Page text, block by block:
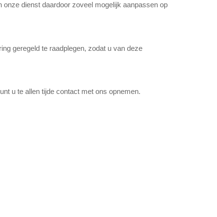
dienst daardoor zoveel mogelijk aanpassen op
geregeld te raadplegen, zodat u van deze
u te allen tijde contact met ons opnemen.